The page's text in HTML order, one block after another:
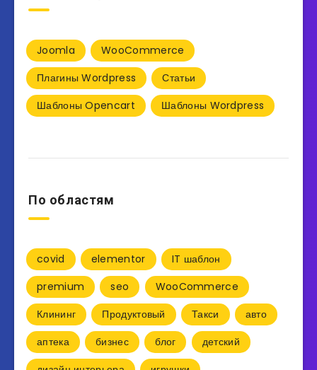
Joomla
WooCommerce
Плагины Wordpress
Статьи
Шаблоны Opencart
Шаблоны Wordpress
По областям
covid elementor
IT шаблон
premium
seo
WooCommerce
Клининг
Продуктовый Такси
авто
аптека
бизнес блог
детский